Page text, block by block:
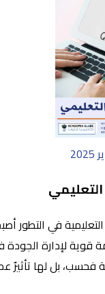
في التطور
قوية لإدارة
فحسب، بل لها تأثيرٌ